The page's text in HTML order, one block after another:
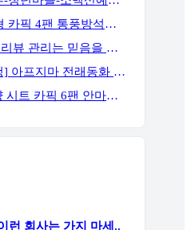
2026년 신형 카픽 4팬 통풍방석｜차량·가정 겸용 자동 착석감지 통풍방석
✨오픈마켓 리뷰 관리는 믿음을 주는 곳에서 진행해야 합니다✨
[질병관리청] 아프지마 전래동화 혹부리영감 이벤트
여름철 차량 시트 카픽 6팬 안마통풍시트
런 회사는 가지 마세..